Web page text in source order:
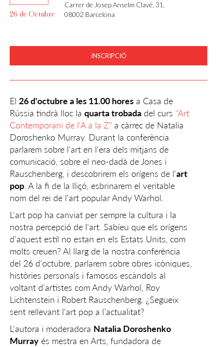
26 de Octubre
Carrer de Josep Anselm Clavé, 31,
08002 Barcelona
INSCRIPCIÓ
El 26 d'octubre a les 11.00 hores a Casa de
Rússia tindrà lloc la quarta trobada del curs "Art
Contemporani de l'A a la Z" a càrrec de Natalia
Doroshenko Murray. Durant la conferència
parlarem sobre l'art en l'era dels mitjans de
comunicació, sobre el neo-dadà de Jones i
Rauschenberg, i descobrirem els orígens de l'art
pop . A la fi de la lliçó, esbrinarem el veritable
nom del rei de l'art popular Andy Warhol.
L'art pop ha canviat per sempre la cultura i la
nostra percepció de l'art. Sabíeu que els orígens
d'aquest estil no estan en els Estats Units, com
molts creuen? Al llarg de la nostra conferència
del 26 d'octubre, parlarem sobre obres icòniques,
històries personals i famosos escàndols al
voltant d'artistes com Andy Warhol, Roy
Lichtenstein i Robert Rauschenberg. ¿Segueix
sent rellevant l'art pop a l’actualitat?
L'autora i moderadora Natalia Doroshenko
Murray és mestra en Arts, fundadora de